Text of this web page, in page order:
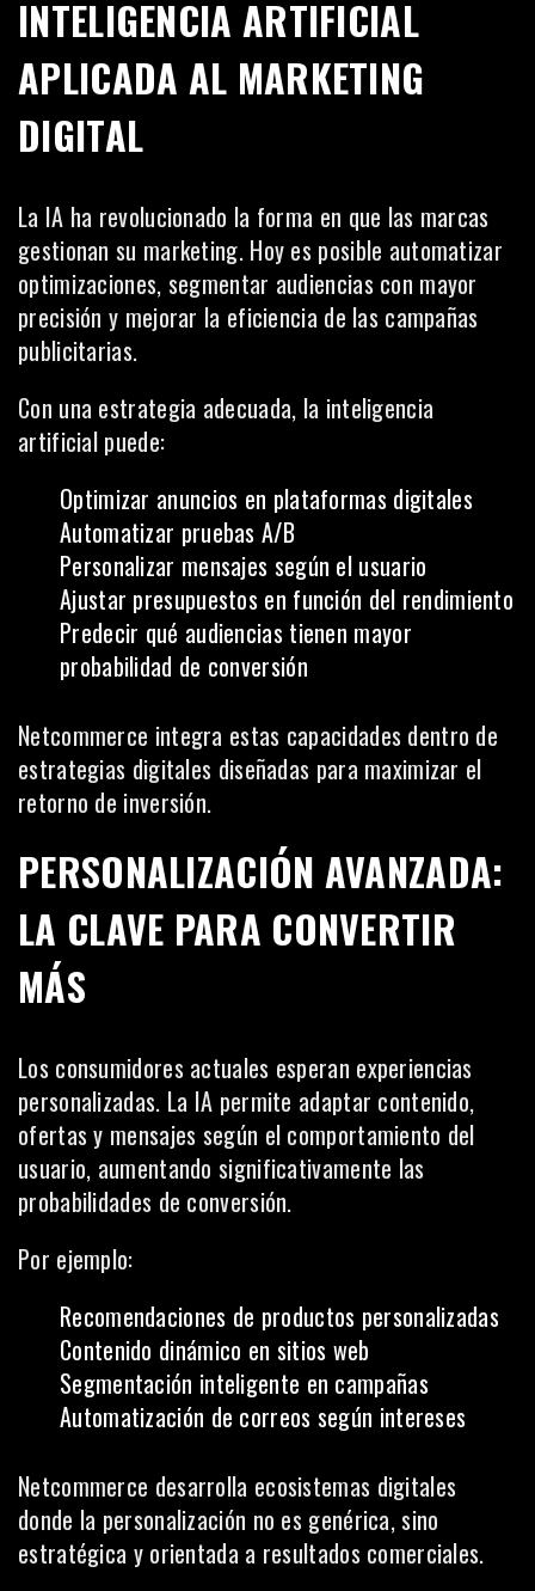
INTELIGENCIA ARTIFICIAL
APLICADA AL MARKETING
DIGITAL
La IA ha revolucionado la forma en que las marcas
gestionan su marketing. Hoy es posible automatizar
optimizaciones, segmentar audiencias con mayor
precisión y mejorar la eficiencia de las campañas
publicitarias.
Con una estrategia adecuada, la inteligencia
artificial puede:
Optimizar anuncios en plataformas digitales
Automatizar pruebas A/B
Personalizar mensajes según el usuario
Ajustar presupuestos en función del rendimiento
Predecir qué audiencias tienen mayor
probabilidad de conversión
Netcommerce integra estas capacidades dentro de
estrategias digitales diseñadas para maximizar el
retorno de inversión.
PERSONALIZACIÓN AVANZADA:
LA CLAVE PARA CONVERTIR
MÁS
Los consumidores actuales esperan experiencias
personalizadas. La IA permite adaptar contenido,
ofertas y mensajes según el comportamiento del
usuario, aumentando significativamente las
probabilidades de conversión.
Por ejemplo:
Recomendaciones de productos personalizadas
Contenido dinámico en sitios web
Segmentación inteligente en campañas
Automatización de correos según intereses
Netcommerce desarrolla ecosistemas digitales
donde la personalización no es genérica, sino
estratégica y orientada a resultados comerciales.